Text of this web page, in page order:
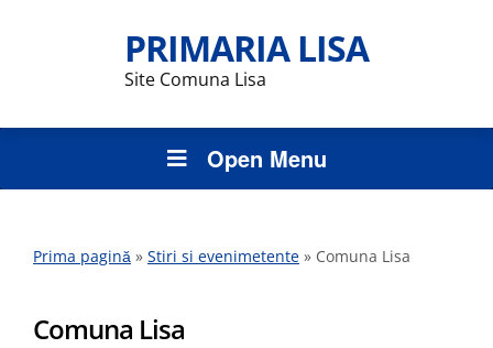
PRIMARIA LISA
Site Comuna Lisa
Open Menu
Prima pagină » Stiri si evenimetente » Comuna Lisa
Comuna Lisa